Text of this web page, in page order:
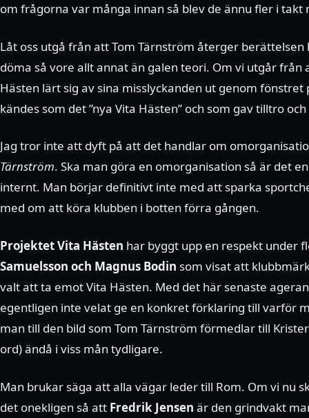
om frågorna var många innan så blev de ännu fler i
Låt oss utgå från att Tom Tärnström återger
döma så vore allt annat än galen teori. Om vi utgår
Hästen lärt sig av sina misslyckanden ut genom
kändes som det ”nya Vita Hästen” och som gav tilltro
Jag tror inte att dyft på att det handlar om
Tärnström. Ska man göra en omorganisation så är det
internt. Man börjar definitivt inte med att sparka
med om att köra klubben i botten förra gången.
Projektet Vita Hästen har byggt upp en respekt under
Samuelsson och Magnus Bodin som visat att
valt att ta emot Vita Hästen. Med det här senaste
egentligen inte velat ge en konkret förklaring till varför
man till den bild som Tom Tärnström förmedlar till
ord) ändå i viss mån tydligare.
Man brukar säga att alla vägar leder till Rom. Om vi nu
det onekligen så att Fredrik Jensen är den grindvakt